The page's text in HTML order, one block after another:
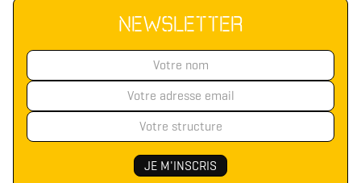
NEWSLETTER